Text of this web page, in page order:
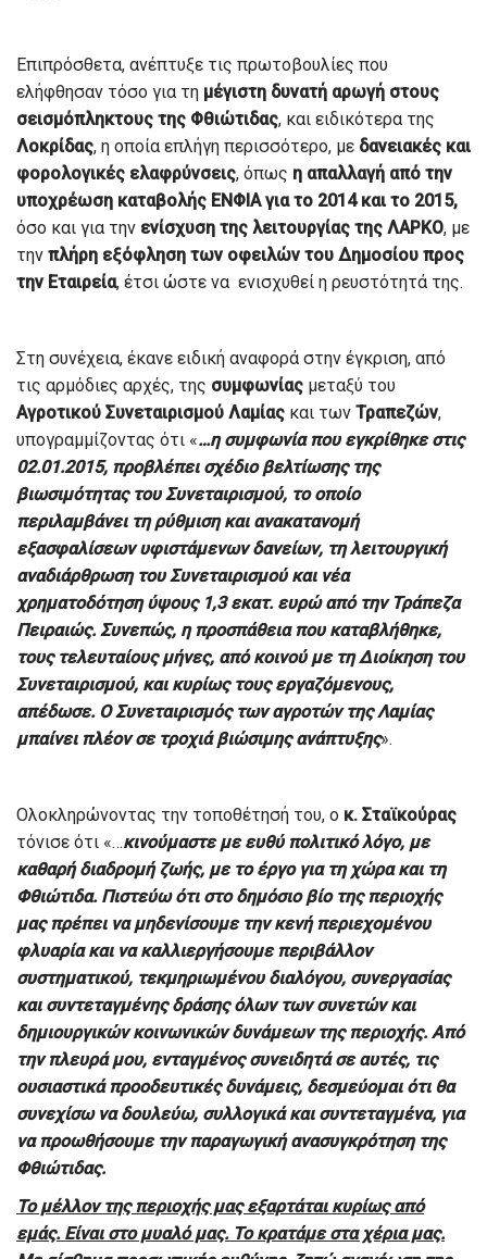
Επιπρόσθετα, ανέπτυξε τις πρωτοβουλίες που
ελήφθησαν τόσο για τη μέγιστη δυνατή αρωγή στους
σεισμόπληκτους της Φθιώτιδας, και ειδικότερα της
Λοκρίδας, η οποία επλήγη περισσότερο, με δανειακές και
φορολογικές ελαφρύνσεις, όπως η απαλλαγή από την
υποχρέωση καταβολής ΕΝΦΙΑ για το 2014 και το 2015,
όσο και για την ενίσχυση της λειτουργίας της ΛΑΡΚΟ, με
την πλήρη εξόφληση των οφειλών του Δημοσίου προς
την Εταιρεία, έτσι ώστε να ενισχυθεί η ρευστότητά της.
Στη συνέχεια, έκανε ειδική αναφορά στην έγκριση, από
τις αρμόδιες αρχές, της συμφωνίας μεταξύ του
Αγροτικού Συνεταιρισμού Λαμίας και των Τραπεζών,
υπογραμμίζοντας ότι «…η συμφωνία που εγκρίθηκε στις
02.01.2015, προβλέπει σχέδιο βελτίωσης της
βιωσιμότητας του Συνεταιρισμού, το οποίο
περιλαμβάνει τη ρύθμιση και ανακατανομή
εξασφαλίσεων υφιστάμενων δανείων, τη λειτουργική
αναδιάρθρωση του Συνεταιρισμού και νέα
χρηματοδότηση ύψους 1,3 εκατ. ευρώ από την Τράπεζα
Πειραιώς. Συνεπώς, η προσπάθεια που καταβλήθηκε,
τους τελευταίους μήνες, από κοινού με τη Διοίκηση του
Συνεταιρισμού, και κυρίως τους εργαζόμενους,
απέδωσε. Ο Συνεταιρισμός των αγροτών της Λαμίας
μπαίνει πλέον σε τροχιά βιώσιμης ανάπτυξης».
Ολοκληρώνοντας την τοποθέτησή του, ο κ. Σταϊκούρας
τόνισε ότι «…κινούμαστε με ευθύ πολιτικό λόγο, με
καθαρή διαδρομή ζωής, με το έργο για τη χώρα και τη
Φθιώτιδα. Πιστεύω ότι στο δημόσιο βίο της περιοχής
μας πρέπει να μηδενίσουμε την κενή περιεχομένου
φλυαρία και να καλλιεργήσουμε περιβάλλον
συστηματικού, τεκμηριωμένου διαλόγου, συνεργασίας
και συντεταγμένης δράσης όλων των συνετών και
δημιουργικών κοινωνικών δυνάμεων της περιοχής. Από
την πλευρά μου, ενταγμένος συνειδητά σε αυτές, τις
ουσιαστικά προοδευτικές δυνάμεις, δεσμεύομαι ότι θα
συνεχίσω να δουλεύω, συλλογικά και συντεταγμένα, για
να προωθήσουμε την παραγωγική ανασυγκρότηση της
Φθιώτιδας.
Το μέλλον της περιοχής μας εξαρτάται κυρίως από
εμάς. Είναι στο μυαλό μας. Το κρατάμε στα χέρια μας.